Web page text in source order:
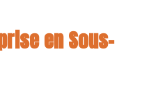
en Sous-